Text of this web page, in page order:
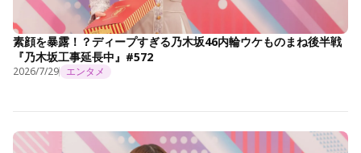
素顔を暴露！？ディープすぎる乃木坂46内輪ウケものまね後半戦
『乃木坂工事延長中』#572
2026/7/29 エンタメ